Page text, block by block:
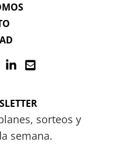
sorteos y
semana.